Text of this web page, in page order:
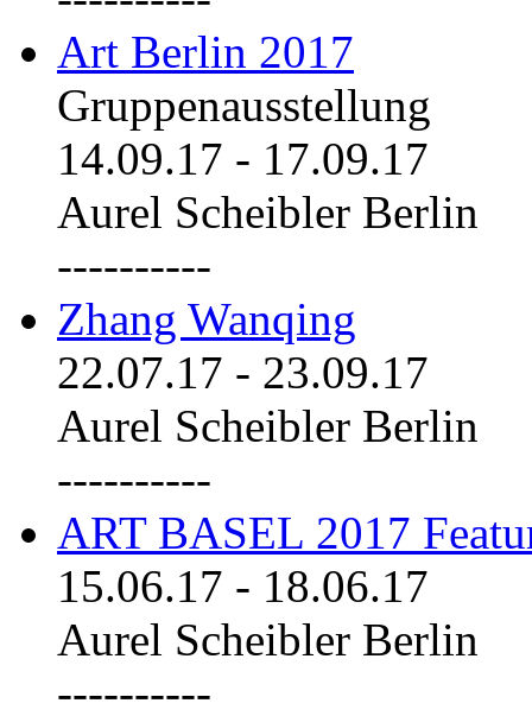
Art Berlin 2017
Gruppenausstellung
14.09.17 - 17.09.17
Aurel Scheibler Berlin
----------
Zhang Wanqing
22.07.17 - 23.09.17
Aurel Scheibler Berlin
----------
ART BASEL 2017
15.06.17 - 18.06.17
Aurel Scheibler Berlin
----------